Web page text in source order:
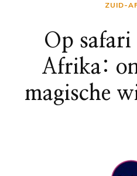
ZUID-
Op
Afrika:
magische